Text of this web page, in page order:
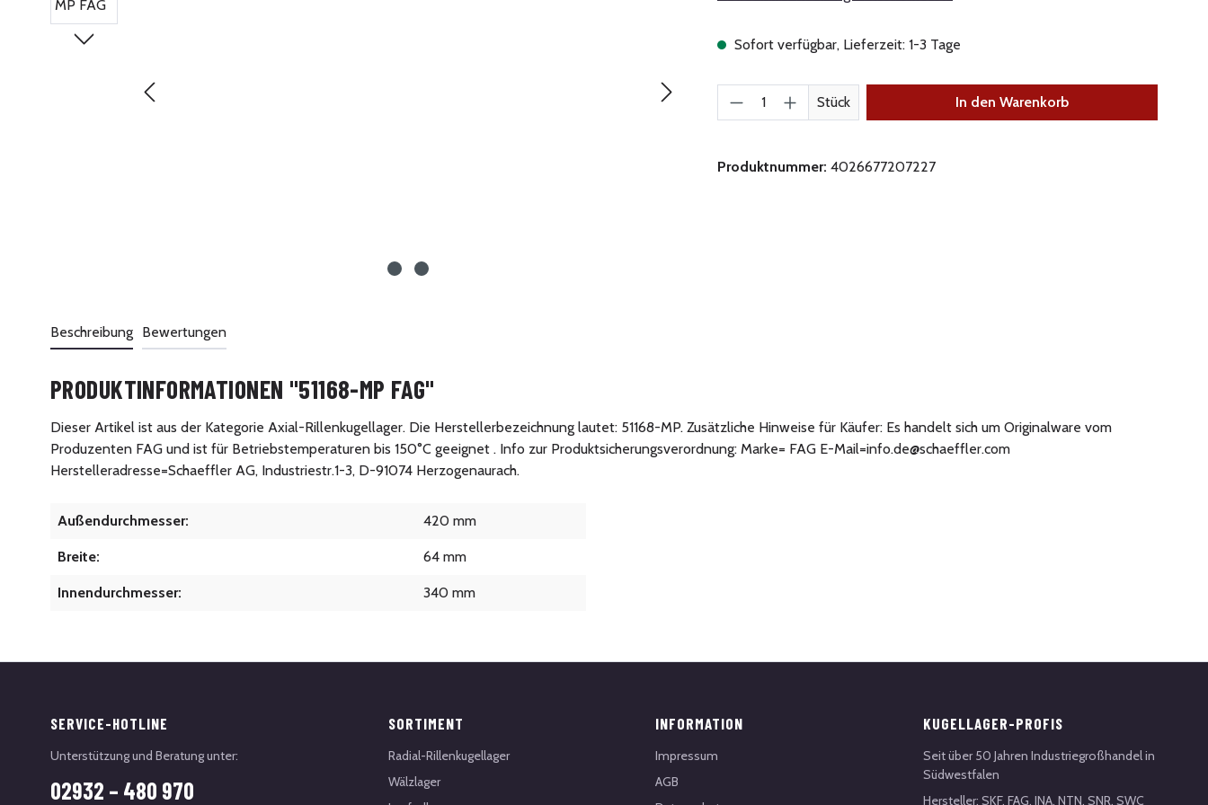
Sofort verfügbar, Lieferzeit: 1-3 Tage
Produkt Anzahl: Gib den gewünschten Wert ein oder
Stück In den Warenkorb
Produktnummer: 4026677207227
Beschreibung Bewertungen
PRODUKTINFORMATIONEN "51168-MP FAG"
Dieser Artikel ist aus der Kategorie Axial-Rillenkugellager. Die Herstellerbezeichnung lautet: 51168-MP. Zusätzliche Hinweise für Käufer: Es handelt sich um Originalware vom
Produzenten FAG und ist für Betriebstemperaturen bis 150°C geeignet . Info zur Produktsicherungsverordnung: Marke= FAG E-Mail=info.de@schaeffler.com
Herstelleradresse=Schaeffler AG, Industriestr.1-3, D-91074 Herzogenaurach.
Außendurchmesser: 420 mm
Breite: 64 mm
Innendurchmesser: 340 mm
SERVICE-HOTLINE
Unterstützung und Beratung unter:
02932 – 480 970
SORTIMENT
Radial-Rillenkugellager
Wälzlager
INFORMATION
Impressum
AGB
KUGELLAGER-PROFIS
Seit über 50 Jahren Industriegroßhandel in
Südwestfalen
Hersteller: SKF, FAG, INA, NTN, SNR, SWC